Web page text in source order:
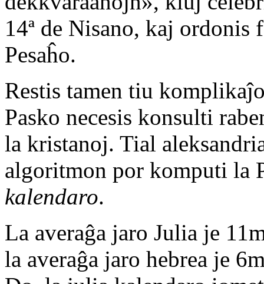
14ª de Nisano, kaj ordonis
Pesaĥo.
Restis tamen tiu
Pasko necesis konsulti
la kristanoj. Tial
algoritmon por komputi la
kalendaro.
La averaĝa jaro Julia je
la averaĝa jaro hebrea je